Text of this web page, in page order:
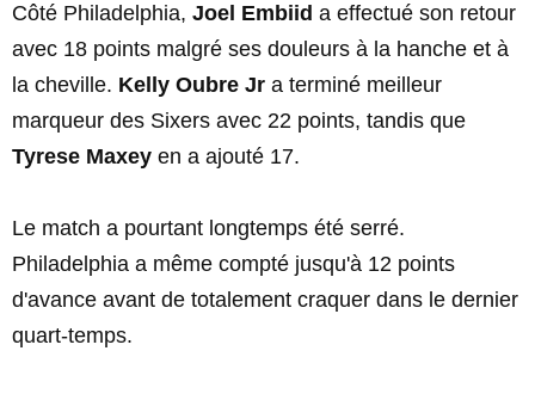
Côté Philadelphia, Joel Embiid a effectué son retour
avec 18 points malgré ses douleurs à la hanche et à
la cheville. Kelly Oubre Jr a terminé meilleur
marqueur des Sixers avec 22 points, tandis que
Tyrese Maxey en a ajouté 17.
Le match a pourtant longtemps été serré.
Philadelphia a même compté jusqu'à 12 points
d'avance avant de totalement craquer dans le dernier
quart-temps.